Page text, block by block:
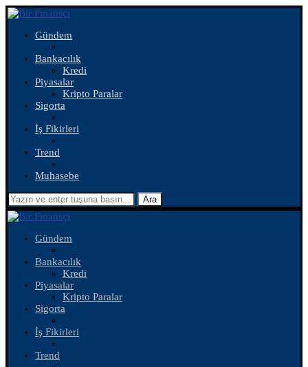
Gündem
Bankacılık
Kredi
Piyasalar
Kripto Paralar
Sigorta
İş Fikirleri
Trend
Muhasebe
Ara
Gündem
Bankacılık
Kredi
Piyasalar
Kripto Paralar
Sigorta
İş Fikirleri
Trend